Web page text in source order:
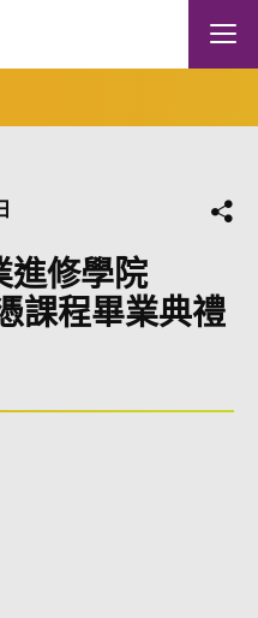
Mobile
分
進修學院
課程畢業典禮